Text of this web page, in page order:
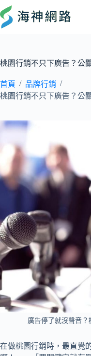
桃園行銷不只下廣告？公
首頁 / 品牌行銷 /
桃園行銷不只下廣告？公
廣告停了就沒聲音
在做桃園行銷時，最直覺